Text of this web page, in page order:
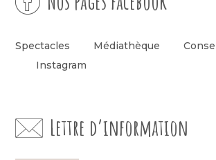
Spectacles Médiathèque
Instagram
Lettre d’information